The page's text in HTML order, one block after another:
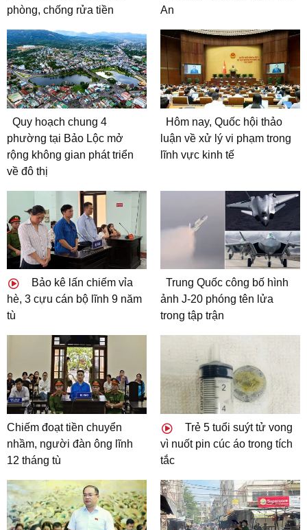
phòng, chống rửa tiền
An
Quy hoạch chung 4
phường tại Bảo Lộc mở
rộng không gian phát triển
về đô thị
Hôm nay, Quốc hội thảo
luận về xử lý vi phạm trong
lĩnh vực kinh tế
Bảo kê lấn chiếm vỉa
hè, 3 cựu cán bộ lĩnh 9 năm
tù
Trung Quốc công bố hình
ảnh J-20 phóng tên lửa
trong tập trận
Chiếm đoạt tiền chuyển
nhầm, người đàn ông lĩnh
12 tháng tù
Trẻ 5 tuổi suýt tử vong
vì nuốt pin cúc áo trong tích
tắc